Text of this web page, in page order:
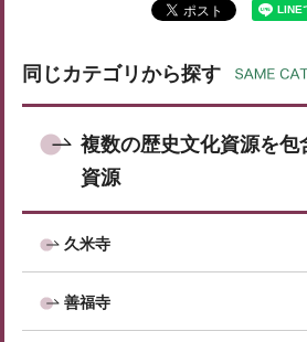
同じカテゴリから探す
複数の歴史文化資源を包
資源
久米寺
善福寺